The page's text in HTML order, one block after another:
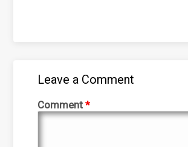
Leave a Comment
Comment*